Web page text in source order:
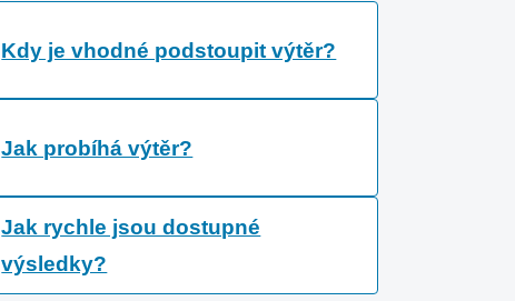
Kdy je vhodné podstoupit výtěr?
Jak probíhá výtěr?
Jak rychle jsou dostupné
výsledky?